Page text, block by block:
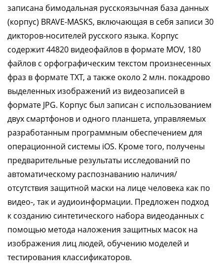
записана бимодальная русскоязычная база данных
(корпус) BRAVE-MASKS, включающая в себя записи 30
дикторов-носителей русского языка. Корпус
содержит 44820 видеофайлов в формате MOV, 180
файлов с орфографическим текстом произнесенных
фраз в формате TXT, а также около 2 млн. покадрово
выделенных изображений из видеозаписей в
формате JPG. Корпус был записан с использованием
двух смартфонов и одного планшета, управляемых
разработанным программным обеспечением для
операционной системы iOS. Кроме того, получены
предварительные результаты исследований по
автоматическому распознаванию наличия/
отсутствия защитной маски на лице человека как по
видео-, так и аудиоинформации. Предложен подход
к созданию синтетического набора видеоданных с
помощью метода наложения защитных масок на
изображения лиц людей, обучению моделей и
тестирования классификаторов.